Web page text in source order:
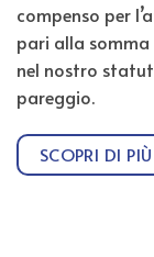
compenso per
pari alla
nel nostro
pareggio.
SCOPRI DI PIÙ